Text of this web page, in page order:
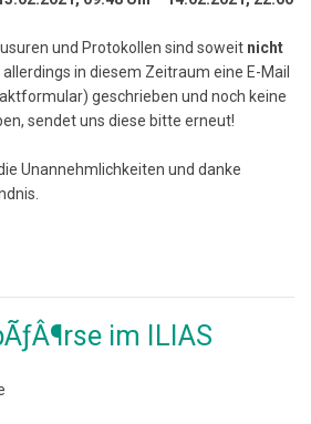
und Protokollen sind soweit nicht
in diesem Zeitraum eine E-Mail
geschrieben und noch keine
sendet uns diese bitte erneut!
Unannehmlichkeiten und danke
im ILIAS